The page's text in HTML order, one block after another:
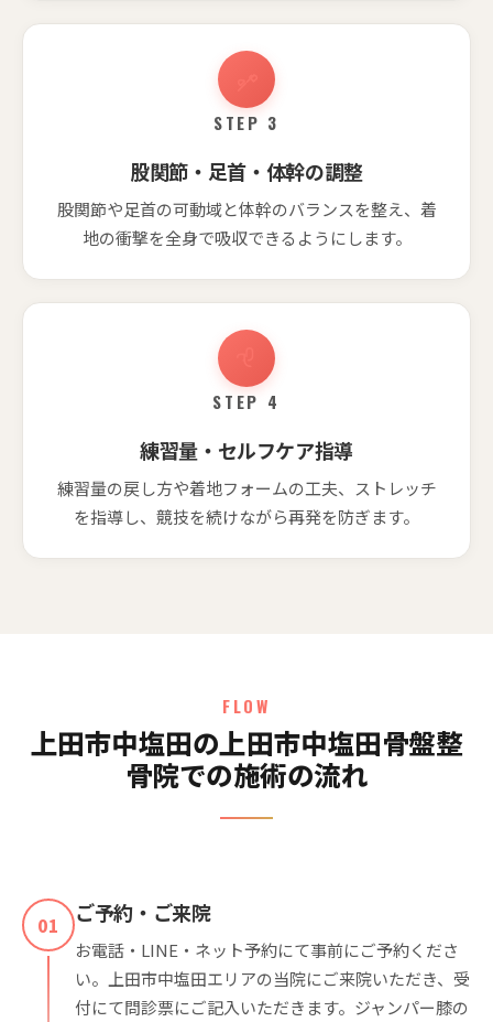
STEP 3
股関節・足首・体幹の調整
股関節や足首の可動域と体幹のバランスを整え、着
地の衝撃を全身で吸収できるようにします。
STEP 4
練習量・セルフケア指導
練習量の戻し方や着地フォームの工夫、ストレッチ
を指導し、競技を続けながら再発を防ぎます。
FLOW
上田市中塩田の上田市中塩田骨盤整
骨院での施術の流れ
01 ご予約・ご来院
お電話・LINE・ネット予約にて事前にご予約くださ
い。上田市中塩田エリアの当院にご来院いただき、受
付にて問診票にご記入いただきます。ジャンパー膝の